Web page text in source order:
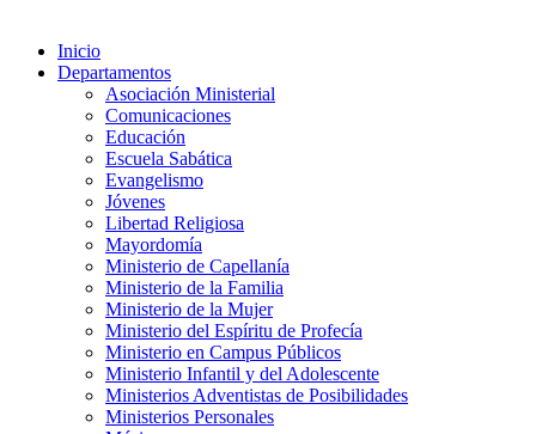
Inicio
Departamentos
Asociación Ministerial
Comunicaciones
Educación
Escuela Sabática
Evangelismo
Jóvenes
Libertad Religiosa
Mayordomía
Ministerio de Capellanía
Ministerio de la Familia
Ministerio de la Mujer
Ministerio del Espíritu de Profecía
Ministerio en Campus Públicos
Ministerio Infantil y del Adolescente
Ministerios Adventistas de Posibilidades
Ministerios Personales